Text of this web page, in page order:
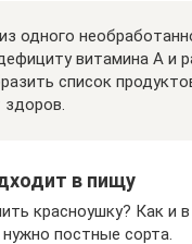
одного
витамина А и
список
в пищу
красноушку? Как и в
постные сорта.